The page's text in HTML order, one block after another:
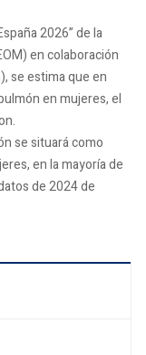
2026” de la
en colaboración
se estima que en
en mujeres, el
se situará como
en la mayoría de
de 2024 de